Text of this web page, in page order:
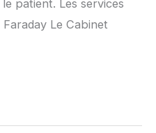
patient. Les services
Le Cabinet